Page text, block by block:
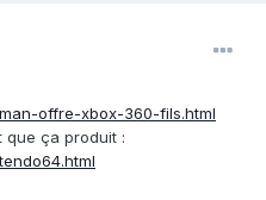
offre-xbox-360-fils.html
ça produit :